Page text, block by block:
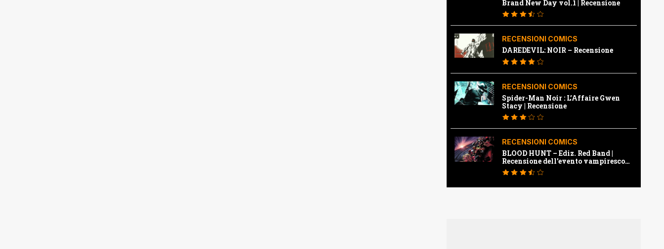
Brand New Day vol.1 | Recensione
RECENSIONI COMICS
DAREDEVIL: NOIR – Recensione
RECENSIONI COMICS
Spider-Man Noir : L’Affaire Gwen
Stacy | Recensione
RECENSIONI COMICS
BLOOD HUNT – Ediz. Red Band |
Recensione dell’evento vampiresco
della Marvel